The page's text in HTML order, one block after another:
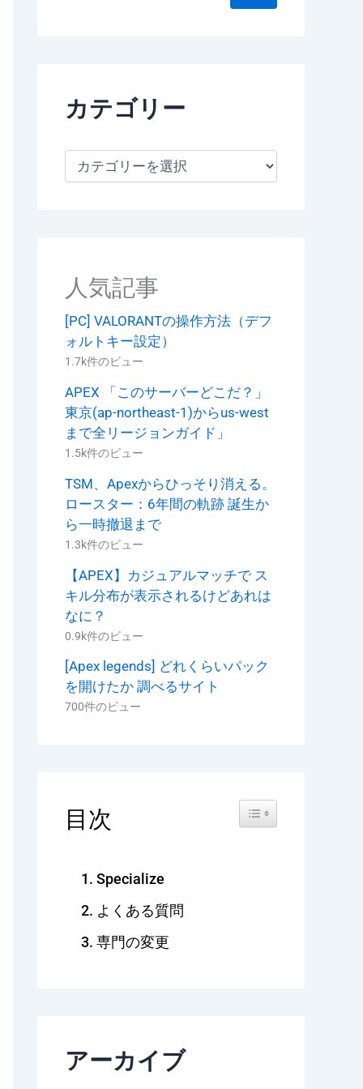
カテゴリー
人気記事
[PC] VALORANTの操作方法（デフ
ォルトキー設定）
1.7k件のビュー
APEX 「このサーバーどこだ？」
東京(ap-northeast-1)からus-west
まで全リージョンガイド」
1.5k件のビュー
TSM、Apexからひっそり消える。
ロースター：6年間の軌跡 誕生か
ら一時撤退まで
1.3k件のビュー
【APEX】カジュアルマッチで ス
キル分布が表示されるけどあれは
なに？
0.9k件のビュー
[Apex legends] どれくらいパック
を開けたか 調べるサイト
700件のビュー
目次 Toggle Table of Content
Specialize
よくある質問
専門の変更
アーカイブ